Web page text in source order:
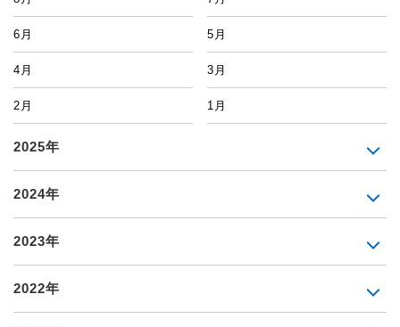
6月 5月
4月 3月
2月 1月
2025年
2024年
2023年
2022年